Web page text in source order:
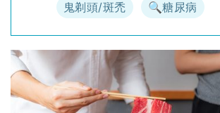
鬼剃頭/斑禿 🔍糖尿病